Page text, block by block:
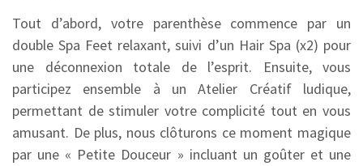
Tout d’abord, votre parenthèse commence par un
double Spa Feet relaxant, suivi d’un Hair Spa (x2) pour
une déconnexion totale de l’esprit. Ensuite, vous
participez ensemble à un Atelier Créatif ludique,
permettant de stimuler votre complicité tout en vous
amusant. De plus, nous clôturons ce moment magique
par une « Petite Douceur » incluant un goûter et une